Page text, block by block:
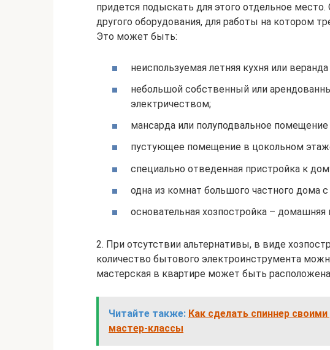
придется подыскать для этого отдельное
другого оборудования, для работы на котором
Это может быть:
неиспользуемая летняя кухня или
небольшой собственный или
электричеством;
мансарда или полуподвальное
пустующее помещение в цокольном
специально отведенная пристройка к
одна из комнат большого частного дома
основательная хозпостройка – домашняя
2. При отсутствии альтернативы, в виде
количество бытового электроинструмента
мастерская в квартире может быть
Читайте также: Как сделать спиннер
мастер-классы